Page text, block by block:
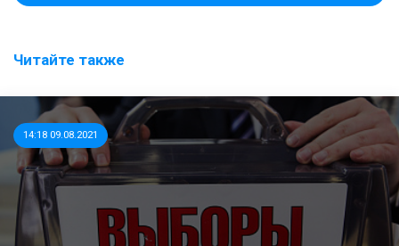
Читайте также
14:18 09.08.2021